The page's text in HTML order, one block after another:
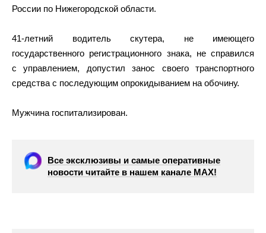
России по Нижегородской области.
41-летний водитель скутера, не имеющего
государственного регистрационного знака, не справился
с управлением, допустил занос своего транспортного
средства с последующим опрокидыванием на обочину.
Мужчина госпитализирован.
Все эксклюзивы и самые оперативные
новости читайте в нашем канале МАХ!